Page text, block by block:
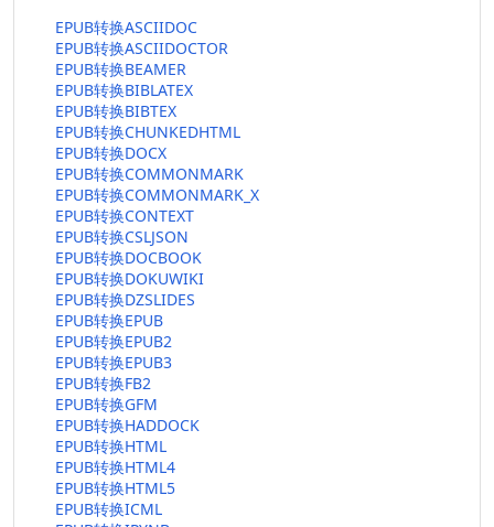
EPUB转换ASCIIDOC
EPUB转换ASCIIDOCTOR
EPUB转换BEAMER
EPUB转换BIBLATEX
EPUB转换BIBTEX
EPUB转换CHUNKEDHTML
EPUB转换DOCX
EPUB转换COMMONMARK
EPUB转换COMMONMARK_X
EPUB转换CONTEXT
EPUB转换CSLJSON
EPUB转换DOCBOOK
EPUB转换DOKUWIKI
EPUB转换DZSLIDES
EPUB转换EPUB
EPUB转换EPUB2
EPUB转换EPUB3
EPUB转换FB2
EPUB转换GFM
EPUB转换HADDOCK
EPUB转换HTML
EPUB转换HTML4
EPUB转换HTML5
EPUB转换ICML